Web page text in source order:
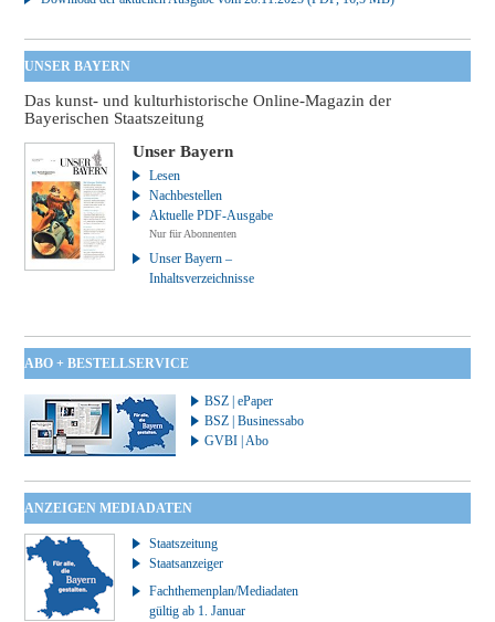
UNSER BAYERN
Das kunst- und kulturhistorische Online-Magazin der
Bayerischen Staatszeitung
Unser Bayern
Lesen
Nachbestellen
Aktuelle PDF-Ausgabe
Nur für Abonnenten
Unser Bayern –
Inhaltsverzeichnisse
ABO + BESTELLSERVICE
BSZ | ePaper
BSZ | Businessabo
GVBI | Abo
ANZEIGEN MEDIADATEN
Staatszeitung
Staatsanzeiger
Fachthemenplan/Mediadaten
gültig ab 1. Januar